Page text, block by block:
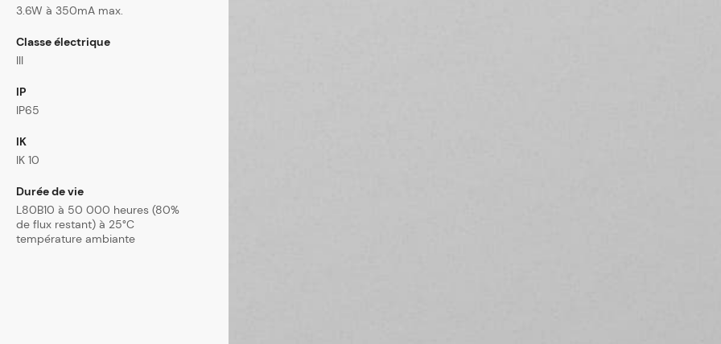
3.6W à 350mA max.
Classe électrique
III
IP
IP65
IK
IK 10
Durée de vie
L80B10 à 50 000 heures (80%
de flux restant) à 25°C
température ambiante